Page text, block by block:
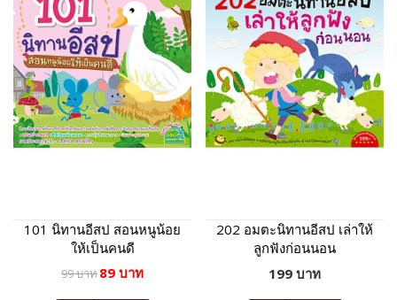
101 นิทานอีสป สอนหนูน้อย
ให้เป็นคนดี
99 บาท89 บาท
202 อมตะนิทานอีสป เล่าให้
ลูกฟังก่อนนอน
199 บาท